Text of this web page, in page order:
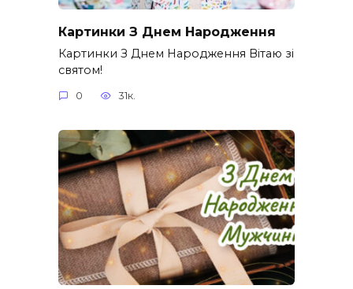
Картинки З Днем Народження
Картинки З Днем Народження Вітаю зі
святом!
0 31к.